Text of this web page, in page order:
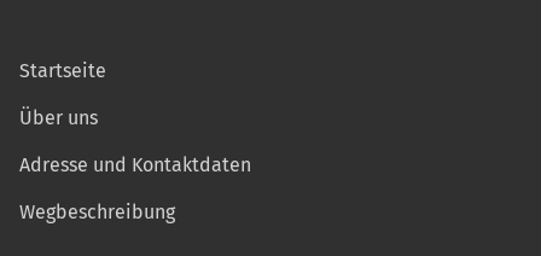
Startseite
Über uns
Adresse und Kontaktdaten
Wegbeschreibung